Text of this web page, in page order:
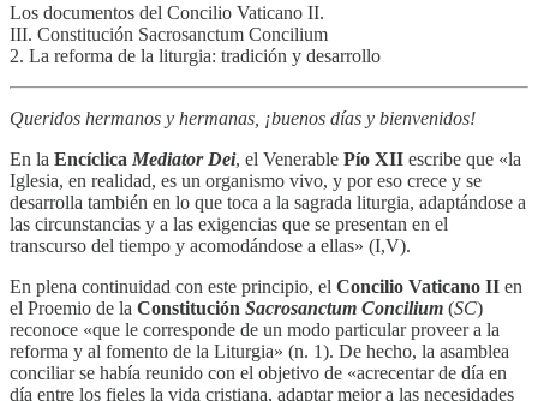
Los documentos del Concilio Vaticano II.
III. Constitución Sacrosanctum Concilium
2. La reforma de la liturgia: tradición y desarrollo
Queridos hermanos y hermanas, ¡buenos días y bienvenidos!
En la Encíclica Mediator Dei, el Venerable Pío XII escribe que «la
Iglesia, en realidad, es un organismo vivo, y por eso crece y se
desarrolla también en lo que toca a la sagrada liturgia, adaptándose a
las circunstancias y a las exigencias que se presentan en el
transcurso del tiempo y acomodándose a ellas» (I,V).
En plena continuidad con este principio, el Concilio Vaticano II en
el Proemio de la Constitución Sacrosanctum Concilium (SC)
reconoce «que le corresponde de un modo particular proveer a la
reforma y al fomento de la Liturgia» (n. 1). De hecho, la asamblea
conciliar se había reunido con el objetivo de «acrecentar de día en
día entre los fieles la vida cristiana, adaptar mejor a las necesidades